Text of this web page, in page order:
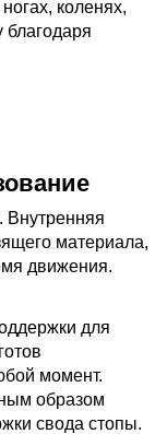
коленях,
благодаря
Внутренняя
материала,
движения.
для
момент.
образом
свода стопы.